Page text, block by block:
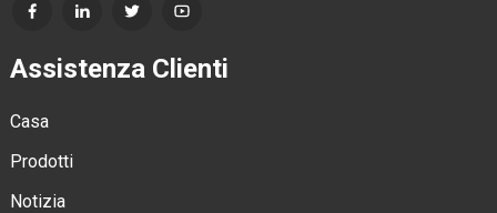
Assistenza Clienti
Casa
Prodotti
Notizia